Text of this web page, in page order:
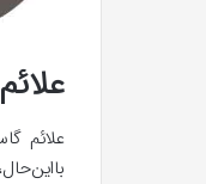
علائم